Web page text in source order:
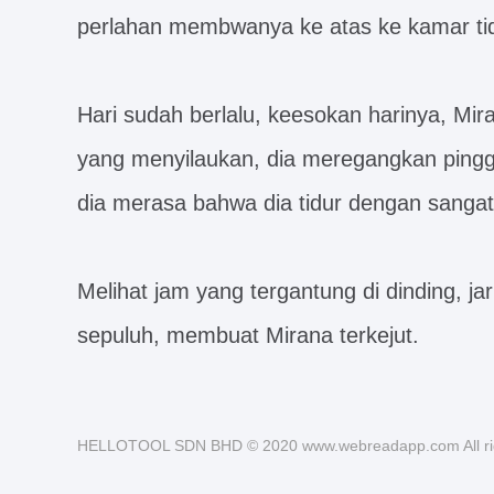
perlahan membwanya ke atas ke kamar
Hari sudah berlalu, keesokan harinya,
yang menyilaukan, dia meregangkan
dia merasa bahwa dia tidur dengan
Melihat jam yang tergantung di dinding,
sepuluh, membuat Mirana terkejut.
HELLOTOOL SDN BHD © 2020 www.webreadapp.com All